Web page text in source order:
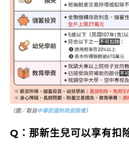
（圖／取自中華民國財政部臉書）
Q：那新生兒可以享有扣